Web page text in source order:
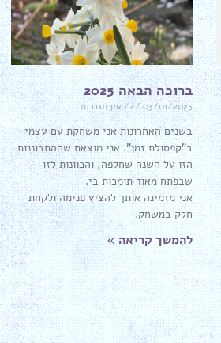
ברוכה הבאה 2025
03/01/2025 אין תגובות
בשנים האחרונות אני משחקת עם עצמי
ב"קפסולת זמן". אני מוצאת שההתבוננות
הזו על השנה שחלפה, והכוונות לזו
שבפתח מאוד תומכות בי.
אני מזמינה אותך להציץ פנימה ולקחת
חלק במשחק.
להמשך קריאה »